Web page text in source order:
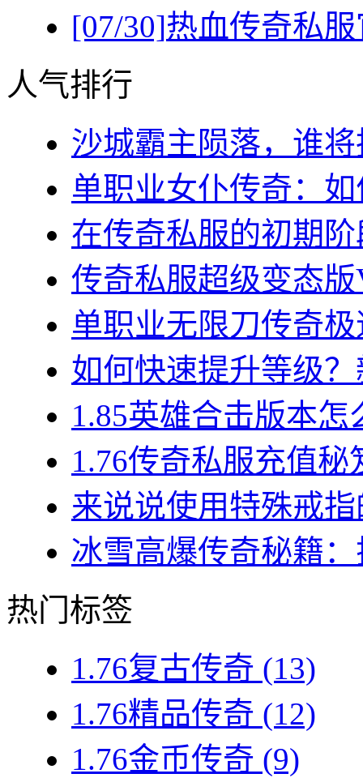
[07/30]热血传奇私
人气排行
沙城霸主陨落，谁
单职业女仆传奇：
在传奇私服的初期
传奇私服超级变态
单职业无限刀传奇
如何快速提升等级
1.85英雄合击版本
1.76传奇私服充值
来说说使用特殊戒
冰雪高爆传奇秘籍
热门标签
1.76复古传奇 (13)
1.76精品传奇 (12)
1.76金币传奇 (9)